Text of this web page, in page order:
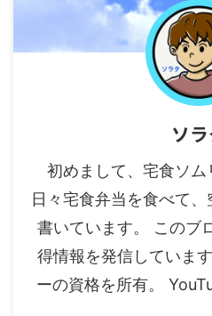
ソ
初めまして、宅食ソム
日々宅食弁当を食べて
書いています。 このブ
得情報を発信していま
ーの資格を所有。